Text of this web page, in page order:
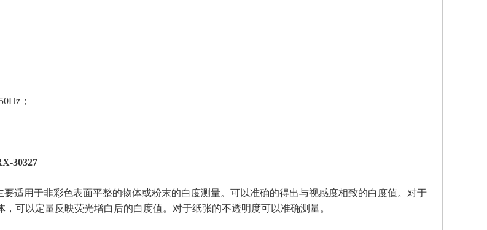
；
30327
要适用于非彩色表面平整的物体或粉末的白度测量。可以准确的得出与视感度相致的白度值。对于
可以定量反映荧光增白后的白度值。对于纸张的不透明度可以准确测量。